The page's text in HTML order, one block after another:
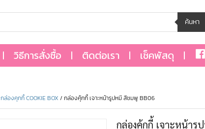
ค้นหา
วิธีการสั่งซื้อ ติดต่อเรา เช็คพัสดุ
กล่องคุกกี้ COOKIE BOX / กล่องคุ้กกี้ เจาะหน้ารูปหมี สีชมพู BB06
กล่องคุ้กกี้ เจาะหน้ารู